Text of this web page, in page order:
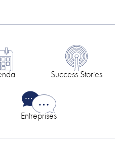
Success Stories
Entreprises